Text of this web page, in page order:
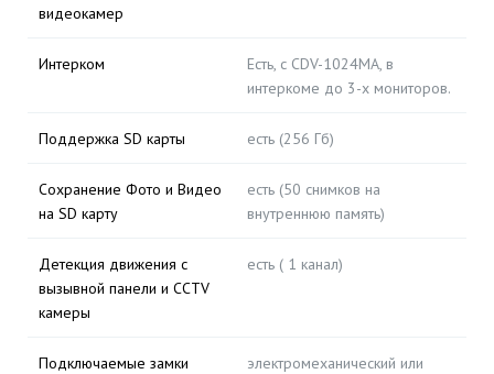
видеокамер
Интерком
Есть, с CDV-1024MA, в
интеркоме до 3-х мониторов.
Поддержка SD карты есть (256 Гб)
Сохранение Фото и Видео
на SD карту
есть (50 снимков на
внутреннюю память)
Детекция движения с
вызывной панели и CCTV
камеры
есть ( 1 канал)
Подключаемые замки
электромеханический или